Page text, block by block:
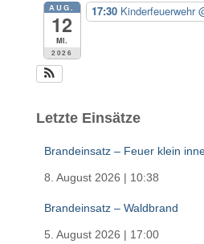
AUG.
12
Mi.
2026
17:30 Kinderfeuerwehr
Letzte Einsätze
Brandeinsatz – Feuer klein
8. August 2026 | 10:38
Brandeinsatz – Waldbrand
5. August 2026 | 17:00